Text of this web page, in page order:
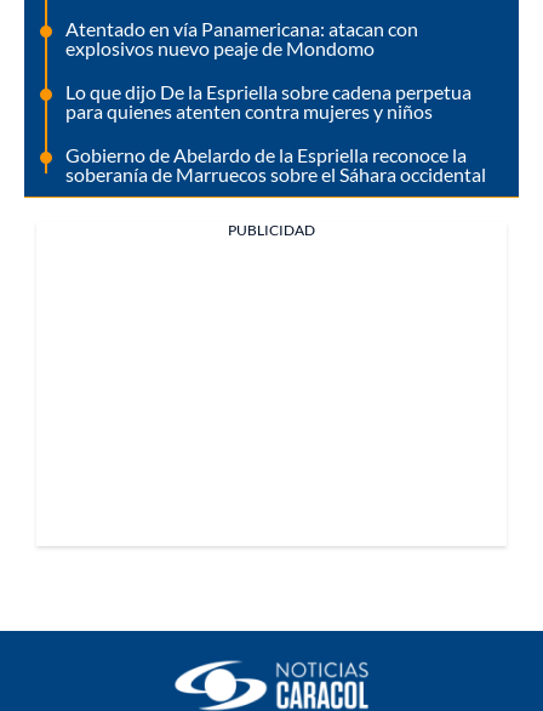
Atentado en vía Panamericana: atacan con
explosivos nuevo peaje de Mondomo
Lo que dijo De la Espriella sobre cadena perpetua
para quienes atenten contra mujeres y niños
Gobierno de Abelardo de la Espriella reconoce la
soberanía de Marruecos sobre el Sáhara occidental
PUBLICIDAD